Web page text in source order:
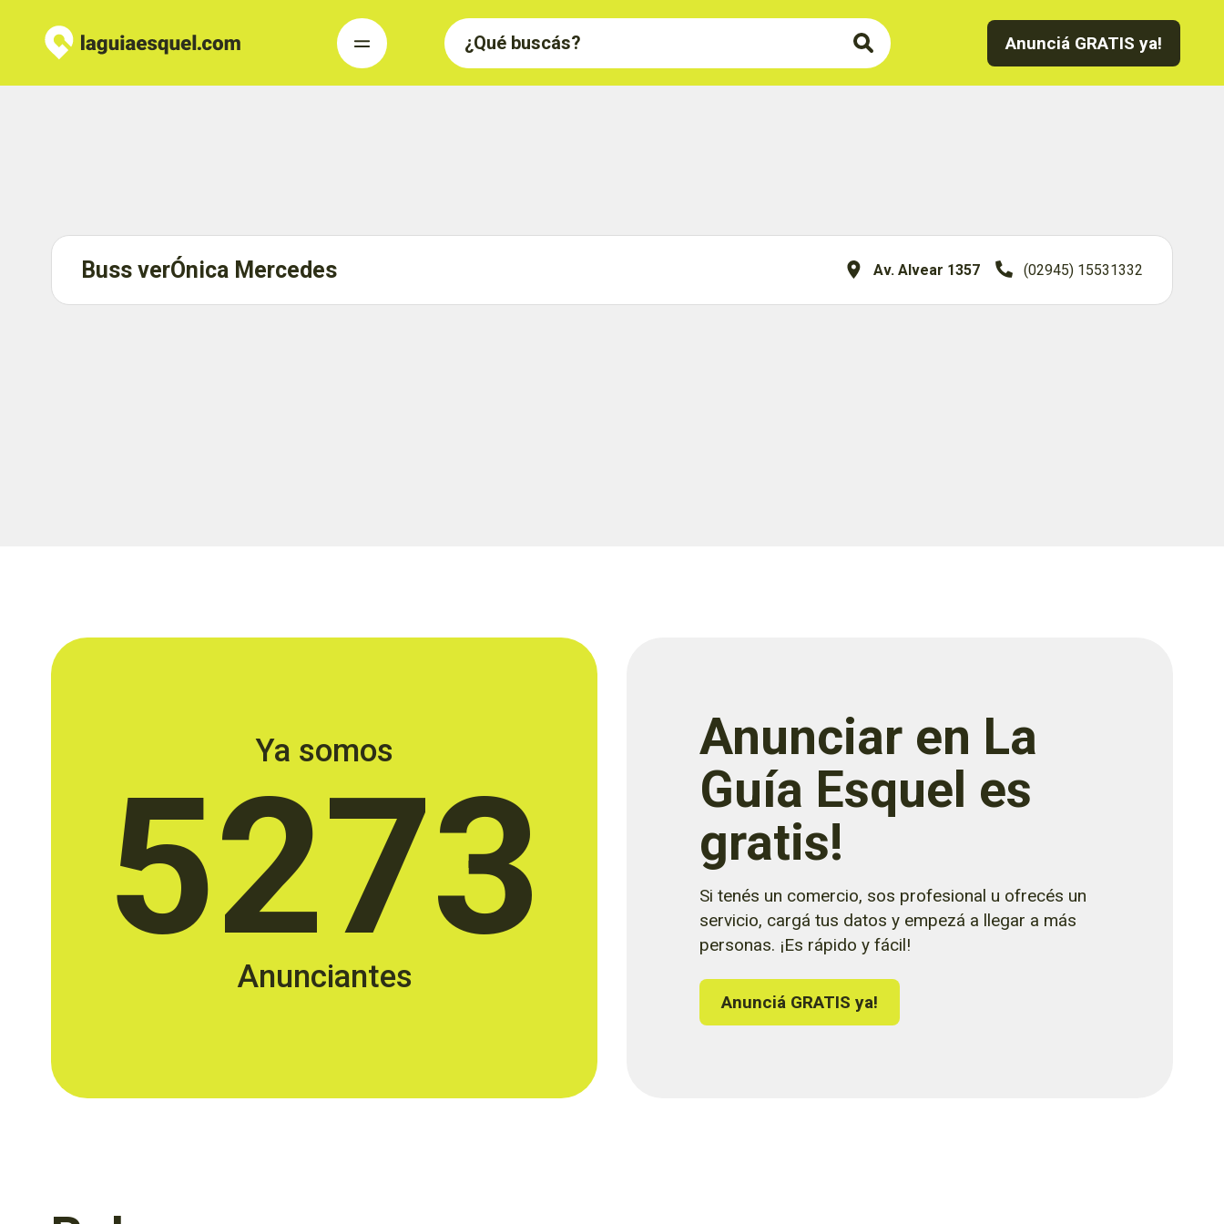
Anunciá GRATIS ya!
Buss verÓnica Mercedes Av. Alvear 1357 (02945) 15531332
Ya somos
5273
Anunciantes
Anunciar en La
Guía Esquel es
gratis!
Si tenés un comercio, sos profesional u ofrecés un
servicio, cargá tus datos y empezá a llegar a más
personas. ¡Es rápido y fácil!
Anunciá GRATIS ya!